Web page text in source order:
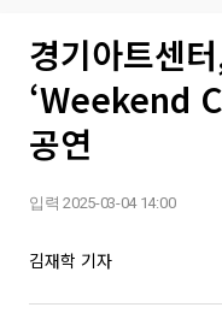
경기아트센
‘Weekend
공연
입력 2025-03-04 14:00
김재학 기자